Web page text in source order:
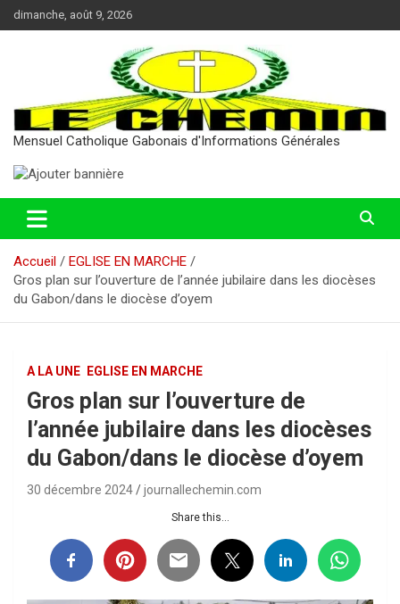
Aller
au
dimanche, août 9, 2026
Mensuel Catholique Gabonais d'Informations Générales
Accueil
EGLISE EN MARCHE
Gros plan sur l’ouverture de l’année jubilaire dans les diocèses
du Gabon/dans le diocèse d’oyem
A LA UNE EGLISE EN MARCHE
Gros plan sur l’ouverture de
l’année jubilaire dans les diocèses
du Gabon/dans le diocèse d’oyem
30 décembre 2024 journallechemin.com
Share this...